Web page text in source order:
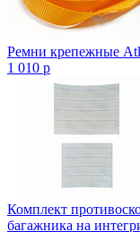
Ремни крепежные
1 010 p
Комплект
багажника на